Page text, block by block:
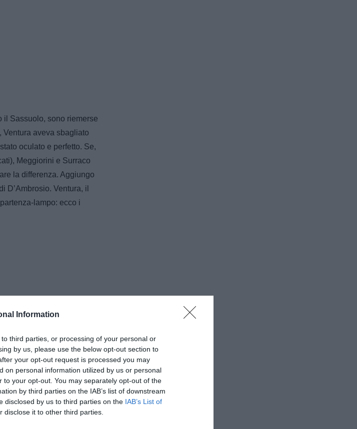
Information
third parties, or processing of your personal or
by us, please use the below opt-out section to
your opt-out request is processed you may
on personal information utilized by us or personal
your opt-out. You may separately opt-out of the
by third parties on the IAB’s list of downstream
disclosed by us to third parties on the IAB’s List of
disclose it to other third parties.
il Sassuolo, sono riemerse
Ventura aveva sbagliato
oculato e perfetto. Se,
Meggiorini e Surraco
la differenza. Aggiungo
D’Ambrosio. Ventura, il
lampo: ecco i